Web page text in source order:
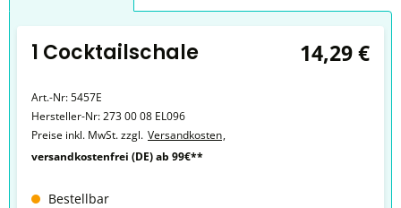
1 Cocktailschale 14,29 €
Art.-Nr:5457E
Hersteller-Nr:273 00 08 EL096
Preise inkl. MwSt. zzgl. Versandkosten,
versandkostenfrei (DE) ab 99€**
Bestellbar